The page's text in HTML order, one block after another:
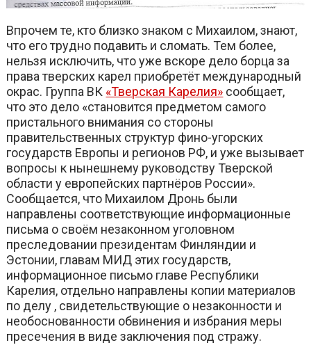
Впрочем те, кто близко знаком с Михаилом, знают,
что его трудно подавить и сломать. Тем более,
нельзя исключить, что уже вскоре дело борца за
права тверских карел приобретёт международный
окрас. Группа ВК «Тверская Карелия» сообщает,
что это дело «становится предметом самого
пристального внимания со стороны
правительственных структур фино-угорских
государств Европы и регионов РФ, и уже вызывает
вопросы к нынешнему руководству Тверской
области у европейских партнёров России».
Сообщается, что Михаилом Дронь были
направлены соответствующие информационные
письма о своём незаконном уголовном
преследовании президентам Финляндии и
Эстонии, главам МИД этих государств,
информационное письмо главе Республики
Карелия, отдельно направлены копии материалов
по делу , свидетельствующие о незаконности и
необоснованности обвинения и избрания меры
пресечения в виде заключения под стражу.